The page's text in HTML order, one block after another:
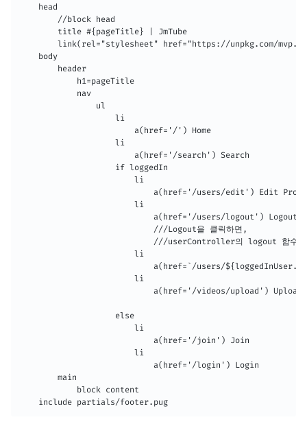
    head
        //block head
        title #{pageTitle} | JmTube
link(rel="stylesheet" href="https://unpkg.com/
    body
        header
            h1=pageTitle
            nav
                ul
                    li
                        a(href='/') Home
                    li
                        a(href='/search') Search
                    if loggedIn
                        li
a(href='/users/edit') Edit
                        li
                            a(href='/users/logout') Logout
                            ///Logout을 클릭하면,
///userController의 logout 함수가
                        li
a(href=`/users/
                        li
a(href='/videos/upload') Upload
                    else
                        li
                            a(href='/join') Join
                        li
                            a(href='/login') Login
        main
            block content